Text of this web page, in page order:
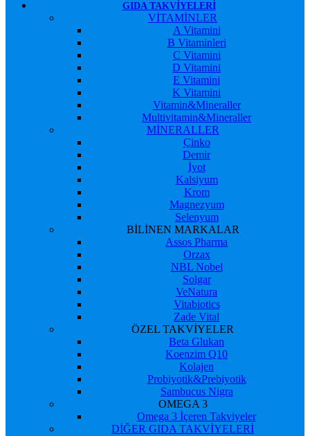
GIDA TAKVIYELERI
VİTAMİNLER
A Vitamini
B Vitaminleri
C Vitamini
D Vitamini
E Vitamini
K Vitamini
Vitamin&Mineraller
Multivitamin&Mineraller
MİNERALLER
Çinko
Demir
İyot
Kalsiyum
Krom
Magnezyum
Selenyum
BİLİNEN MARKALAR
Assos Pharma
Orzax
NBL Nobel
Solgar
VeNatura
Vitabiotics
Zade Vital
ÖZEL TAKVİYELER
Beta Glukan
Koenzim Q10
Kolajen
Probiyotik&Prebiyotik
Sambucus Nigra
OMEGA 3
Omega 3 İçeren Takviyeler
DİĞER GIDA TAKVİYELERİ